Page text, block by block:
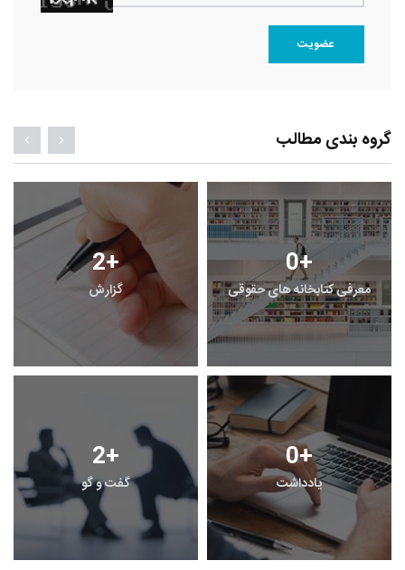
عضویت
گروه بندی مطالب
2+
گزارش
0+
معرفی کتابخانه های حقوقی
2+
گفت و گو
0+
یادداشت